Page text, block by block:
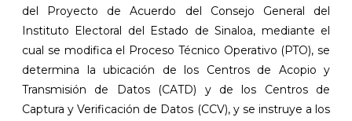
del Proyecto de Acuerdo del Consejo General del
Instituto Electoral del Estado de Sinaloa, mediante el
cual se modifica el Proceso Técnico Operativo (PTO), se
determina la ubicación de los Centros de Acopio y
Transmisión de Datos (CATD) y de los Centros de
Captura y Verificación de Datos (CCV), y se instruye a los